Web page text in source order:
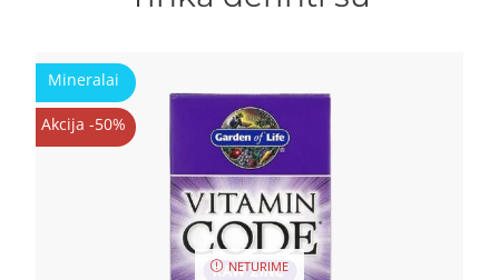
NETURIME
Mineralai
Akcija -50%